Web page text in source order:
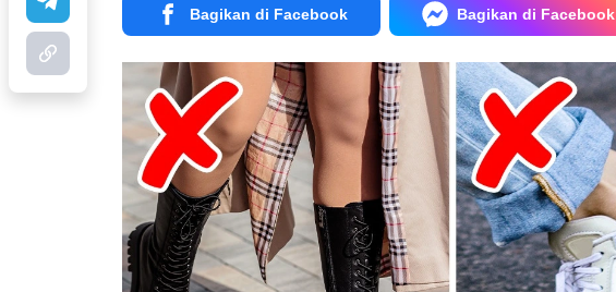
Bagikan di Facebook Bagikan di Facebook